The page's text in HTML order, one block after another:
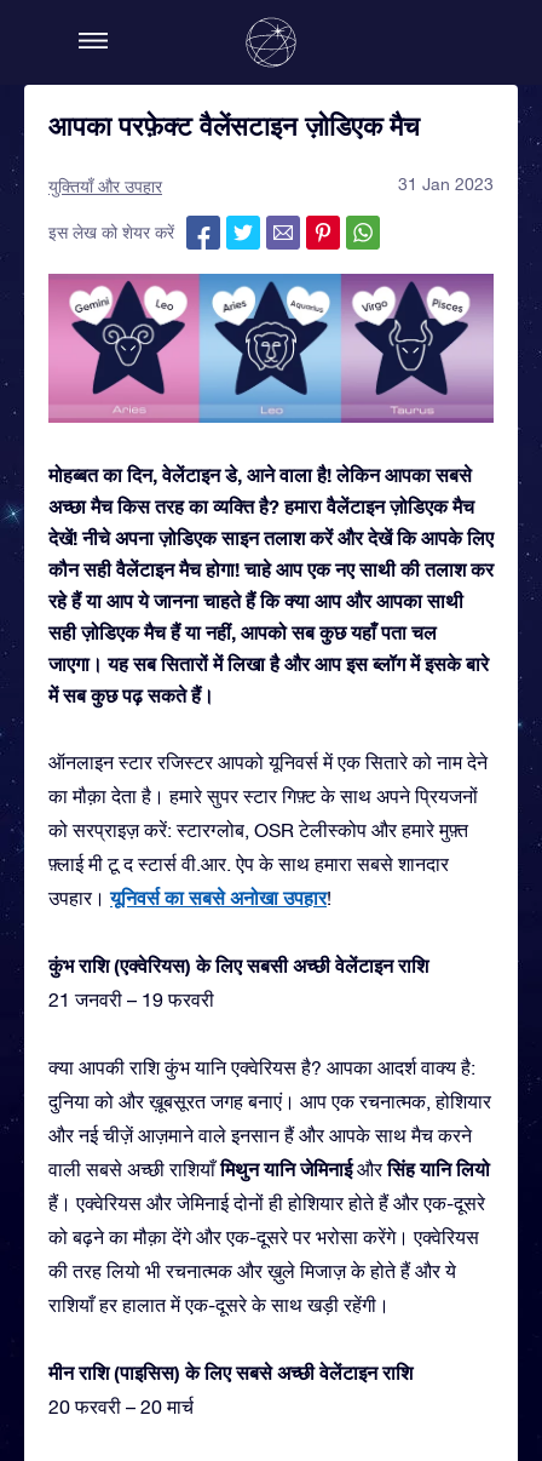
आपका परफ़ेक्ट वैलेंसटाइन ज़ोडिएक मैच
युक्तियाँ और उपहार 31 Jan 2023
इस लेख को शेयर करें
मोहब्बत का दिन, वेलेंटाइन डे, आने वाला है! लेकिन आपका सबसे
अच्छा मैच किस तरह का व्यक्ति है? हमारा वैलेंटाइन ज़ोडिएक मैच
देखें! नीचे अपना ज़ोडिएक साइन तलाश करें और देखें कि आपके लिए
कौन सही वैलेंटाइन मैच होगा! चाहे आप एक नए साथी की तलाश कर
रहे हैं या आप ये जानना चाहते हैं कि क्या आप और आपका साथी
सही ज़ोडिएक मैच हैं या नहीं, आपको सब कुछ यहाँ पता चल
जाएगा। यह सब सितारों में लिखा है और आप इस ब्लॉग में इसके बारे
में सब कुछ पढ़ सकते हैं।
ऑनलाइन स्टार रजिस्टर आपको यूनिवर्स में एक सितारे को नाम देने
का मौक़ा देता है। हमारे सुपर स्टार गिफ़्ट के साथ अपने प्रियजनों
को सरप्राइज़ करें: स्टारग्लोब, OSR टेलीस्कोप और हमारे मुफ़्त
फ़्लाई मी टू द स्टार्स वी.आर. ऐप के साथ हमारा सबसे शानदार
उपहार।यूनिवर्स का सबसे अनोखा उपहार!
कुंभ राशि (एक्वेरियस) के लिए सबसी अच्छी वेलेंटाइन राशि
21 जनवरी – 19 फरवरी
क्या आपकी राशि कुंभ यानि एक्वेरियस है? आपका आदर्श वाक्य है:
दुनिया को और ख़ूबसूरत जगह बनाएं। आप एक रचनात्मक, होशियार
और नई चीज़ें आज़माने वाले इनसान हैं और आपके साथ मैच करने
वाली सबसे अच्छी राशियाँमिथुन यानि जेमिनाईऔरसिंह यानि लियो
हैं। एक्वेरियस और जेमिनाई दोनों ही होशियार होते हैं और एक-दूसरे
को बढ़ने का मौक़ा देंगे और एक-दूसरे पर भरोसा करेंगे। एक्वेरियस
की तरह लियो भी रचनात्मक और ख़ुले मिजाज़ के होते हैं और ये
राशियाँ हर हालात में एक-दूसरे के साथ खड़ी रहेंगी।
मीन राशि (पाइसिस) के लिए सबसे अच्छी वेलेंटाइन राशि
20 फरवरी – 20 मार्च